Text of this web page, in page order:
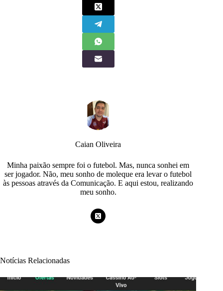
Caian Oliveira
Minha paixão sempre foi o futebol. Mas, nunca sonhei em
ser jogador. Não, meu sonho de moleque era levar o futebol
às pessoas através da Comunicação. E aqui estou, realizando
meu sonho.
Notícias Relacionadas